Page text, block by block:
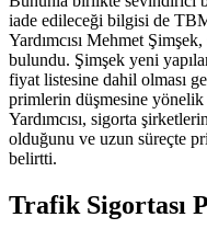
iade edileceği bilgisi de
Yardımcısı Mehmet
bulundu. Şimşek yeni
fiyat listesine dahil olması
primlerin düşmesine
Yardımcısı, sigorta
olduğunu ve uzun süreçte
belirtti.
Trafik Sigortası